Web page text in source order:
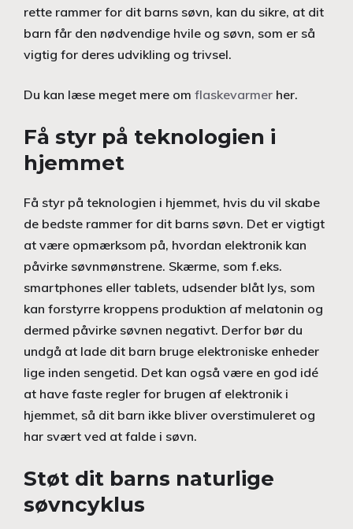
rette rammer for dit barns søvn, kan du sikre, at dit
barn får den nødvendige hvile og søvn, som er så
vigtig for deres udvikling og trivsel.
Du kan læse meget mere om flaskevarmer her.
Få styr på teknologien i
hjemmet
Få styr på teknologien i hjemmet, hvis du vil skabe
de bedste rammer for dit barns søvn. Det er vigtigt
at være opmærksom på, hvordan elektronik kan
påvirke søvnmønstrene. Skærme, som f.eks.
smartphones eller tablets, udsender blåt lys, som
kan forstyrre kroppens produktion af melatonin og
dermed påvirke søvnen negativt. Derfor bør du
undgå at lade dit barn bruge elektroniske enheder
lige inden sengetid. Det kan også være en god idé
at have faste regler for brugen af elektronik i
hjemmet, så dit barn ikke bliver overstimuleret og
har svært ved at falde i søvn.
Støt dit barns naturlige
søvncyklus